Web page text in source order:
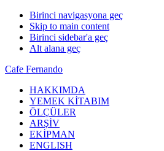
Birinci navigasyona geç
Skip to main content
Birinci sidebar'a geç
Alt alana geç
Cafe Fernando
HAKKIMDA
YEMEK KİTABIM
ÖLÇÜLER
ARŞİV
EKİPMAN
ENGLISH